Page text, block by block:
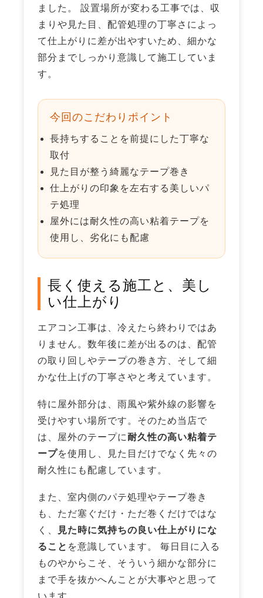
ました。 設置場所が変わる工事では、収
まりや見た目、配管処理の丁寧さによっ
て仕上がりに差が出やすいため、細かな
部分までしっかり意識して施工していま
す。
今回のこだわりポイント
長持ちすることを前提にした丁寧な
取付
見た目が整う綺麗なテープ巻き
仕上がりの印象を左右する美しいパ
テ処理
屋外には耐久性の高い粘着テープを
使用し、劣化にも配慮
長く使える施工と、美し
い仕上がり
エアコン工事は、冷えたら終わりではあ
りません。数年後に差が出るのは、配管
の取り回しやテープの巻き方、そして細
かな仕上げの丁寧さやと考えています。
特に屋外部分は、雨風や紫外線の影響を
受けやすい場所です。そのため当店で
は、屋外のテープに耐久性の高い粘着テ
ープを使用し、見た目だけでなく先々の
耐久性にも配慮しています。
また、室内側のパテ処理やテープ巻き
も、ただ塞ぐだけ・ただ巻くだけではな
く、
見た時に気持ちの良い仕上がりにな
ること を意識しています。 毎日目に入る
ものやからこそ、そういう細かな部分に
まで手を抜かへんことが大事やと思って
います。